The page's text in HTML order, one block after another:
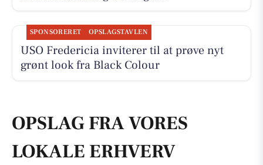
SPONSORERET OPSLAGSTAVLEN
USO Fredericia inviterer til at prøve nyt
grønt look fra Black Colour
OPSLAG FRA VORES
LOKALE ERHVERV